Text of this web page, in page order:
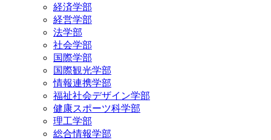
経済学部
経営学部
法学部
社会学部
国際学部
国際観光学部
情報連携学部
福祉社会デザイン学部
健康スポーツ科学部
理工学部
総合情報学部